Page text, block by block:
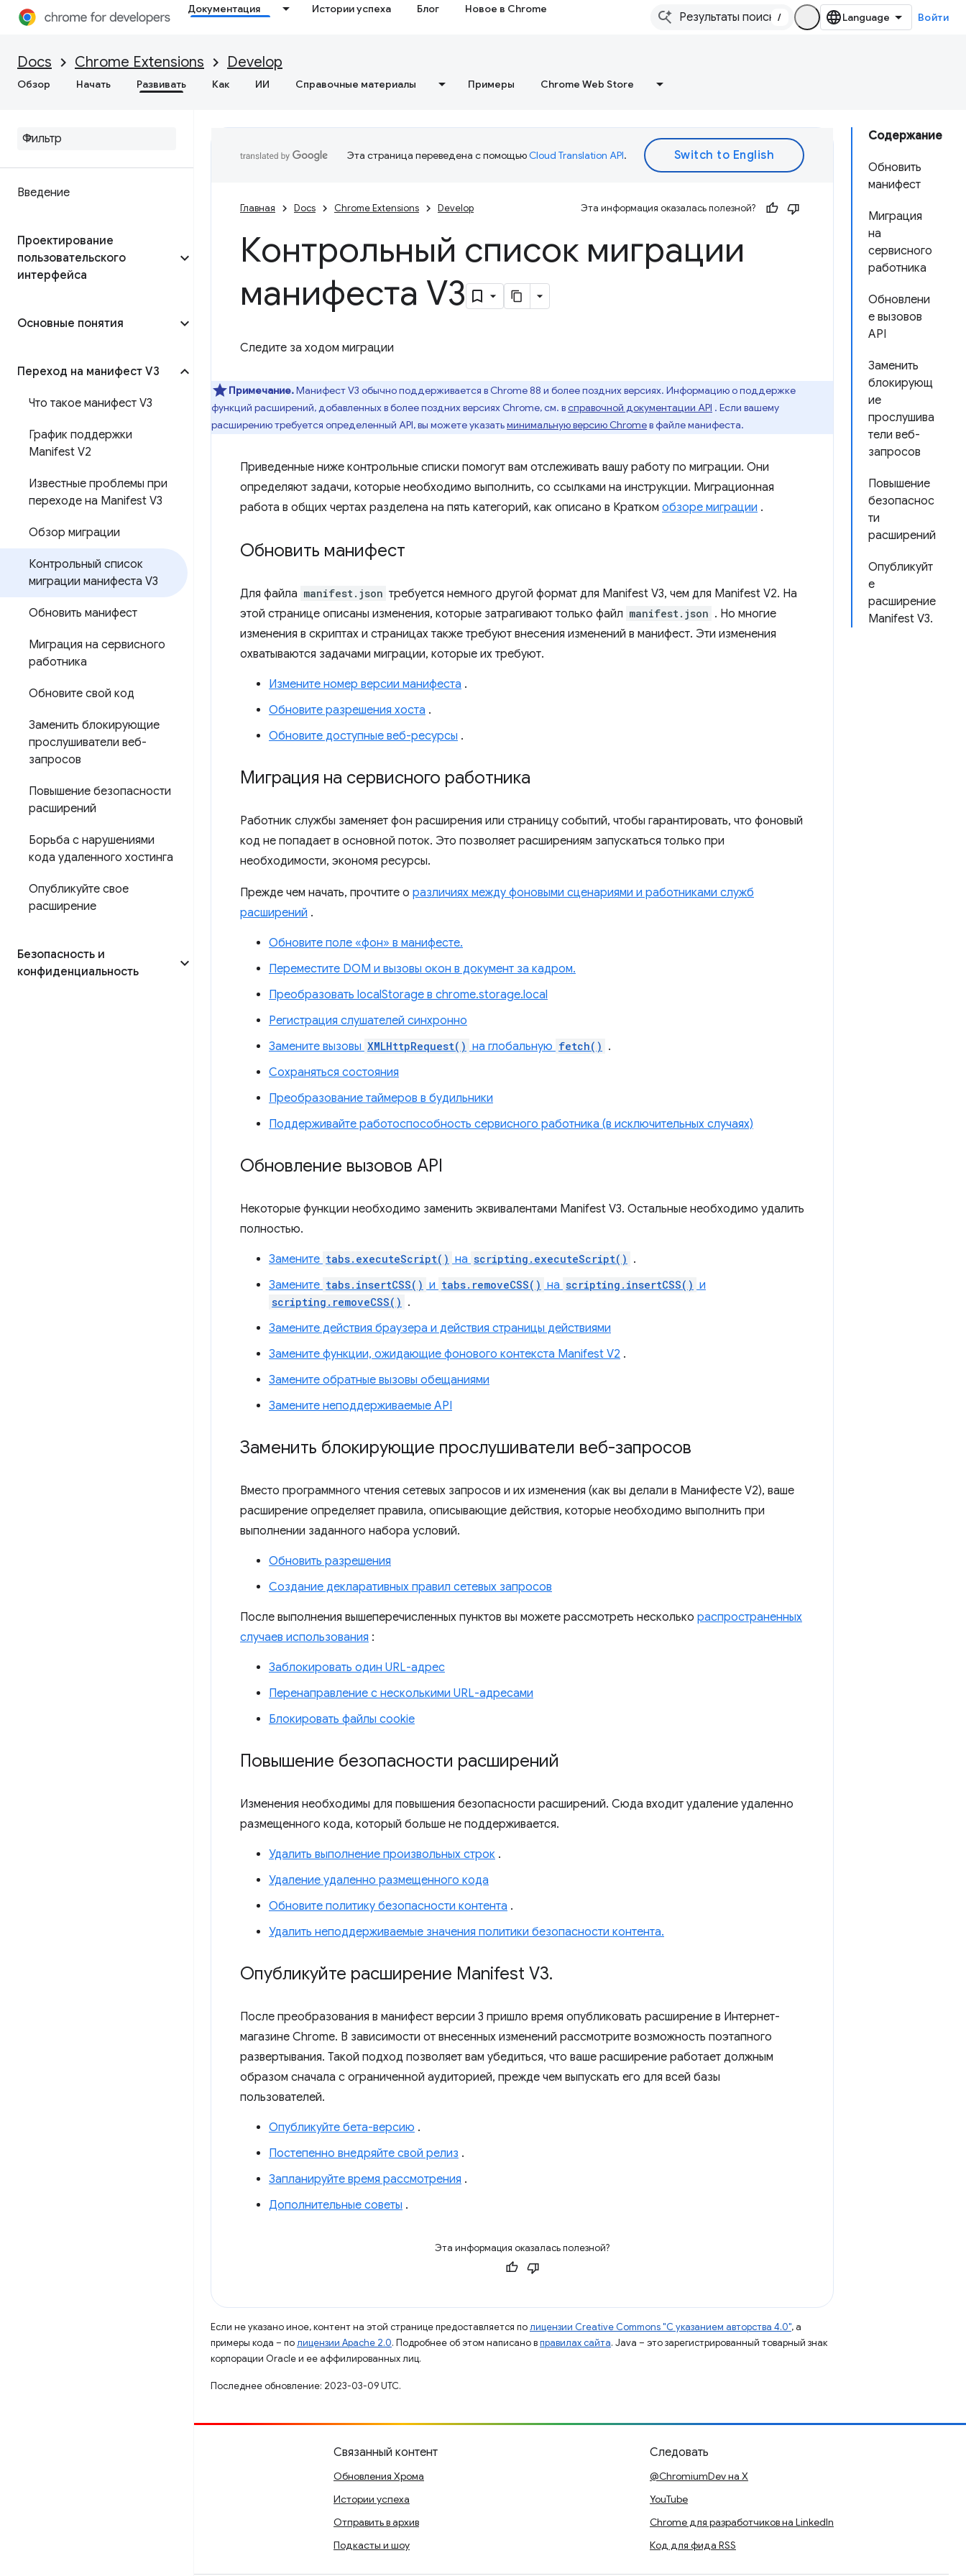
Документация Истории успеха Блог Новое в Chrome
/ Войти
Docs Chrome Extensions Develop
Обзор Начать Развивать Как ИИ Справочные материалы Примеры Chrome Web Store
Введение
Проектирование
пользовательского
интерфейса
Основные понятия
Переход на манифест V3
Что такое манифест V3
График поддержки
Manifest V2
Известные проблемы при
переходе на Manifest V3
Обзор миграции
Контрольный список
миграции манифеста V3
Обновить манифест
Миграция на сервисного
работника
Обновите свой код
Заменить блокирующие
прослушиватели веб-
запросов
Повышение безопасности
расширений
Борьба с нарушениями
кода удаленного хостинга
Опубликуйте свое
расширение
Безопасность и
конфиденциальность
Содержание
Обновить
манифест
Миграция
на
сервисного
работника
Обновлени
е вызовов
API
Заменить
блокирующ
ие
прослушива
тели веб-
запросов
Повышение
безопаснос
ти
расширений
Опубликуйт
е
расширение
Manifest V3.
Эта страница переведена с помощьюCloud Translation API.
Главная Docs Chrome Extensions Develop Эта информация оказалась полезной?
Контрольный список миграции
манифеста V3
Следите за ходом миграции
Примечание.Манифест V3 обычно поддерживается в Chrome 88 и более поздних версиях. Информацию о поддержке
функций расширений, добавленных в более поздних версиях Chrome, см. всправочной документации API . Если вашему
расширению требуется определенный API, вы можете указатьминимальную версию Chromeв файле манифеста.
Приведенные ниже контрольные списки помогут вам отслеживать вашу работу по миграции. Они
определяют задачи, которые необходимо выполнить, со ссылками на инструкции. Миграционная
работа в общих чертах разделена на пять категорий, как описано в Кратком обзоре миграции .
Обновить манифест
Для файла manifest.json требуется немного другой формат для Manifest V3, чем для Manifest V2. На
этой странице описаны изменения, которые затрагивают только файл manifest.json . Но многие
изменения в скриптах и ​​страницах также требуют внесения изменений в манифест. Эти изменения
охватываются задачами миграции, которые их требуют.
Измените номер версии манифеста .
Обновите разрешения хоста .
Обновите доступные веб-ресурсы .
Миграция на сервисного работника
Работник службы заменяет фон расширения или страницу событий, чтобы гарантировать, что фоновый
код не попадает в основной поток. Это позволяет расширениям запускаться только при
необходимости, экономя ресурсы.
Прежде чем начать, прочтите о различиях между фоновыми сценариями и работниками служб
расширений .
Обновите поле «фон» в манифесте.
Переместите DOM и вызовы окон в документ за кадром.
Преобразовать localStorage в chrome.storage.local
Регистрация слушателей синхронно
Замените вызовы XMLHttpRequest() на глобальную fetch() .
Сохраняться состояния
Преобразование таймеров в будильники
Поддерживайте работоспособность сервисного работника (в исключительных случаях)
Обновление вызовов API
Некоторые функции необходимо заменить эквивалентами Manifest V3. Остальные необходимо удалить
полностью.
Замените tabs.executeScript() на scripting.executeScript() .
Замените tabs.insertCSS() и tabs.removeCSS() на scripting.insertCSS() и
scripting.removeCSS() .
Замените действия браузера и действия страницы действиями
Замените функции, ожидающие фонового контекста Manifest V2 .
Замените обратные вызовы обещаниями
Замените неподдерживаемые API
Заменить блокирующие прослушиватели веб-запросов
Вместо программного чтения сетевых запросов и их изменения (как вы делали в Манифесте V2), ваше
расширение определяет правила, описывающие действия, которые необходимо выполнить при
выполнении заданного набора условий.
Обновить разрешения
Создание декларативных правил сетевых запросов
После выполнения вышеперечисленных пунктов вы можете рассмотреть несколько распространенных
случаев использования :
Заблокировать один URL-адрес
Перенаправление с несколькими URL-адресами
Блокировать файлы cookie
Повышение безопасности расширений
Изменения необходимы для повышения безопасности расширений. Сюда входит удаление удаленно
размещенного кода, который больше не поддерживается.
Удалить выполнение произвольных строк .
Удаление удаленно размещенного кода
Обновите политику безопасности контента .
Удалить неподдерживаемые значения политики безопасности контента.
Опубликуйте расширение Manifest V3.
После преобразования в манифест версии 3 пришло время опубликовать расширение в Интернет-
магазине Chrome. В зависимости от внесенных изменений рассмотрите возможность поэтапного
развертывания. Такой подход позволяет вам убедиться, что ваше расширение работает должным
образом сначала с ограниченной аудиторией, прежде чем выпускать его для всей базы
пользователей.
Опубликуйте бета-версию .
Постепенно внедряйте свой релиз .
Запланируйте время рассмотрения .
Дополнительные советы .
Эта информация оказалась полезной?
Если не указано иное, контент на этой странице предоставляется полицензии Creative Commons "С указанием авторства 4.0", а
примеры кода – полицензии Apache 2.0. Подробнее об этом написано вправилах сайта. Java – это зарегистрированный товарный знак
корпорации Oracle и ее аффилированных лиц.
Последнее обновление: 2023-03-09 UTC.
Связанный контент
Обновления Хрома
Истории успеха
Отправить в архив
Подкасты и шоу
Следовать
@ChromiumDev на X
YouTube
Chrome для разработчиков на LinkedIn
Код для фида RSS